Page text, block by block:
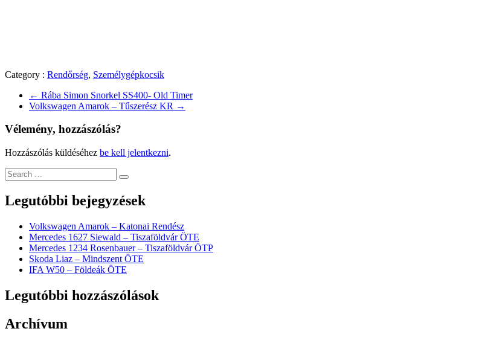
Category : Rendőrség, Személygépkocsik
← Rába Simon Snorkel SS400- Old Timer
Volkswagen Amarok – Tűszerész KR →
Vélemény, hozzászólás?
Hozzászólás küldéséhez be kell jelentkezni.
Legutóbbi bejegyzések
Volkswagen Amarok – Katonai Rendész
Mercedes 1627 Siewald – Tiszaföldvár ÖTE
Mercedes 1234 Rosenbauer – Tiszaföldvár ÖTP
Skoda Liaz – Mindszent ÖTE
IFA W50 – Földeák ÖTE
Legutóbbi hozzászólások
Archívum